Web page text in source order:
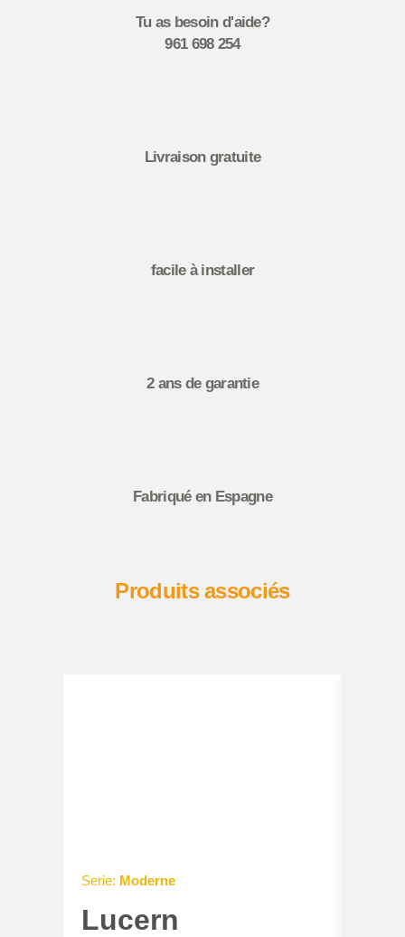
Tu as besoin d'aide?
961 698 254
Livraison gratuite
facile à installer
2 ans de garantie
Fabriqué en Espagne
Produits associés
Serie: Moderne
Lucern